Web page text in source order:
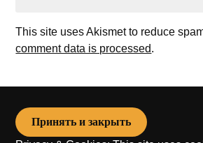
This site uses Akismet to reduce
comment data is processed.